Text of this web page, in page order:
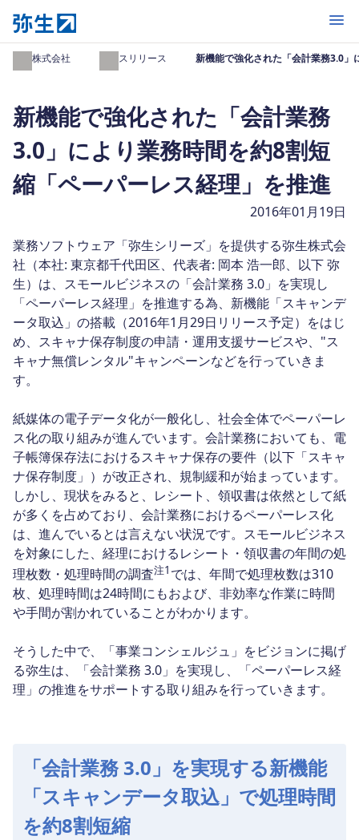
開く
弥生株式会社 プレスリリース 新機能で強化された「会計業務3.0
新機能で強化された「会計業務
3.0」により業務時間を約8割短
縮「ペーパーレス経理」を推進
2016年01月19日
業務ソフトウェア「弥生シリーズ」を提供する弥生株式会
社（本社: 東京都千代田区、代表者: 岡本 浩一郎、以下 弥
生）は、スモールビジネスの「会計業務 3.0」を実現し
「ペーパーレス経理」を推進する為、新機能「スキャンデ
ータ取込」の搭載（2016年1月29日リリース予定）をはじ
め、スキャナ保存制度の申請・運用支援サービスや、"ス
キャナ無償レンタル"キャンペーンなどを行っていきま
す。
紙媒体の電子データ化が一般化し、社会全体でペーパーレ
ス化の取り組みが進んでいます。会計業務においても、電
子帳簿保存法におけるスキャナ保存の要件（以下「スキャ
ナ保存制度」）が改正され、規制緩和が始まっています。
しかし、現状をみると、レシート、領収書は依然として紙
が多くを占めており、会計業務におけるペーパーレス化
は、進んでいるとは言えない状況です。スモールビジネス
を対象にした、経理におけるレシート・領収書の年間の処
理枚数・処理時間の調査注1 では、年間で処理枚数は310
枚、処理時間は24時間にもおよび、非効率な作業に時間
や手間が割かれていることがわかります。
そうした中で、「事業コンシェルジュ」をビジョンに掲げ
る弥生は、「会計業務 3.0」を実現し、「ペーパーレス経
理」の推進をサポートする取り組みを行っていきます。
「会計業務 3.0」を実現する新機能
「スキャンデータ取込」で処理時間
を約8割短縮